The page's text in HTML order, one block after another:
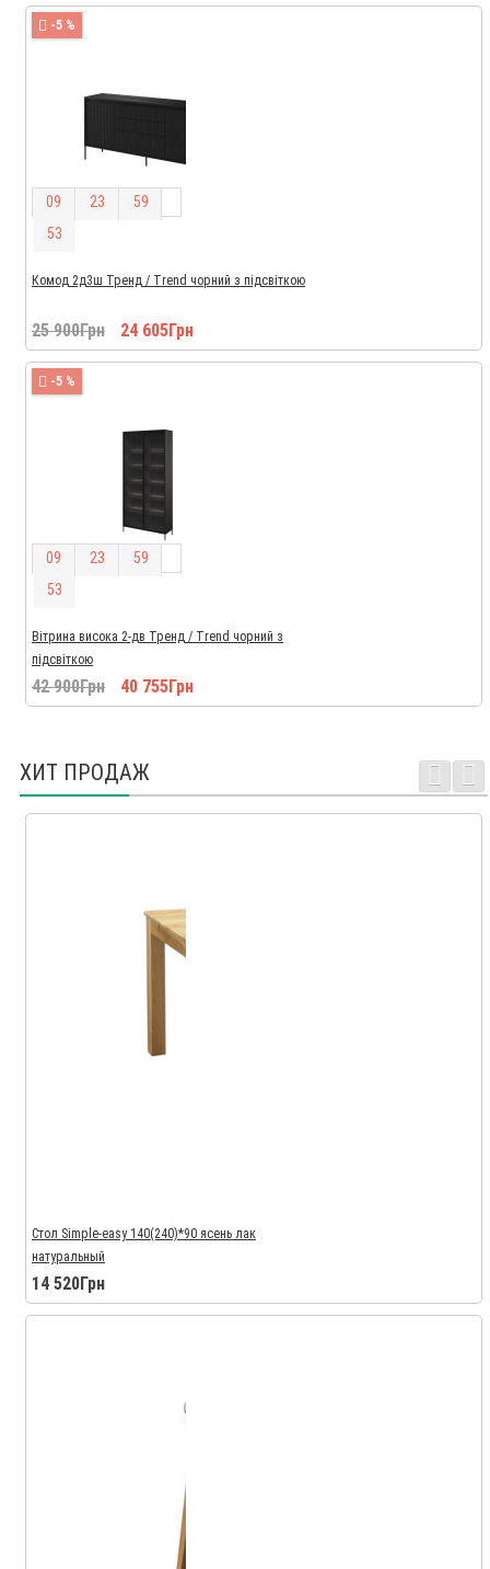
-5 %
09 23 59
52
Комод 2д3ш Тренд / Trend чорний з підсвіткою
25 900Грн 24 605Грн
-5 %
09 23 59
52
Вітрина висока 2-дв Тренд / Trend чорний з
підсвіткою
42 900Грн 40 755Грн
ХИТ ПРОДАЖ
Стол Simple-easy 140(240)*90 ясень лак
натуральный
14 520Грн